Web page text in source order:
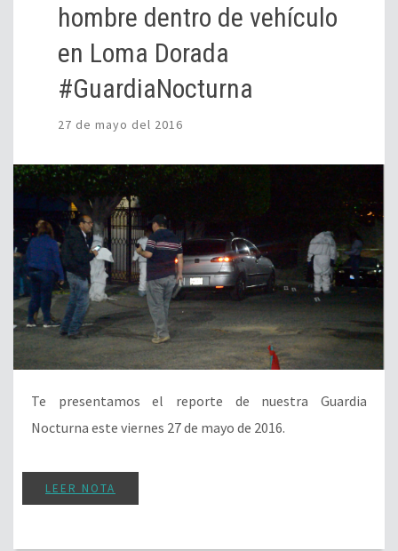
hombre dentro de vehículo
en Loma Dorada
#GuardiaNocturna
27 de mayo del 2016
Te presentamos el reporte de nuestra Guardia
Nocturna este viernes 27 de mayo de 2016.
LEER NOTA